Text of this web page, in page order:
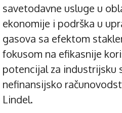
savetodavne usluge u
ekonomije i podrška u
gasova sa efektom
fokusom na efikasnije
potencijal za industrijsku
nefinansijsko
Lindel.